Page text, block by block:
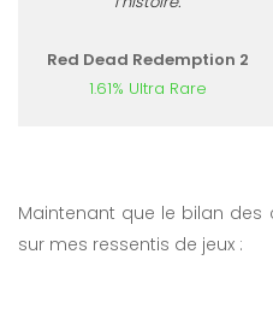
Red Dead Redemption 2
1.61% Ultra Rare
Maintenant que le bilan des
sur mes ressentis de jeux :